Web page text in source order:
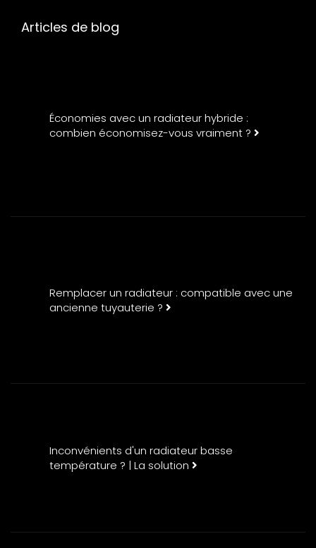
Articles de blog
Économies avec un radiateur hybride :
combien économisez-vous vraiment ?
Remplacer un radiateur : compatible avec une
ancienne tuyauterie ?
Inconvénients d'un radiateur basse
température ? | La solution